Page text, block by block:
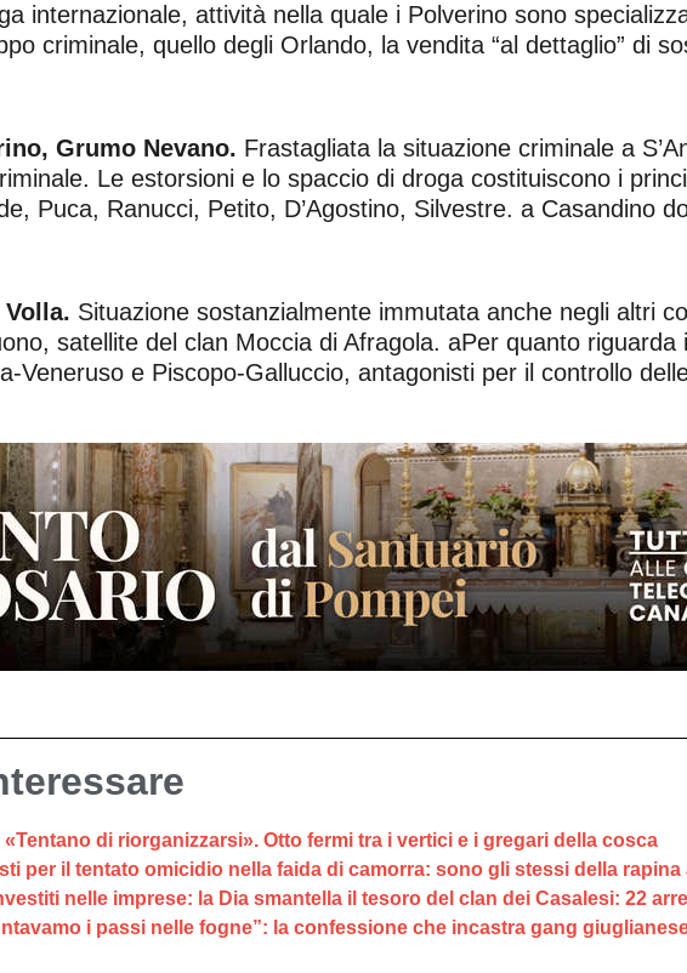
internazionale, attività nella quale i Polverino sono
criminale, quello degli Orlando, la vendita “al dettaglio” di
Grumo Nevano. Frastagliata la situazione criminale a
Le estorsioni e lo spaccio di droga costituiscono i
Puca, Ranucci, Petito, D’Agostino, Silvestre. a Casandino
Situazione sostanzialmente immutata anche negli altri
satellite del clan Moccia di Afragola. aPer quanto
Veneruso e Piscopo-Galluccio, antagonisti per il controllo
«Tentano di riorganizzarsi». Otto fermi tra i vertici e i gregari della cosca
per il tentato omicidio nella faida di camorra: sono gli stessi della rapina
nelle imprese: la Dia smantella il tesoro del clan dei Casalesi: 22
i passi nelle fogne”: la confessione che incastra gang